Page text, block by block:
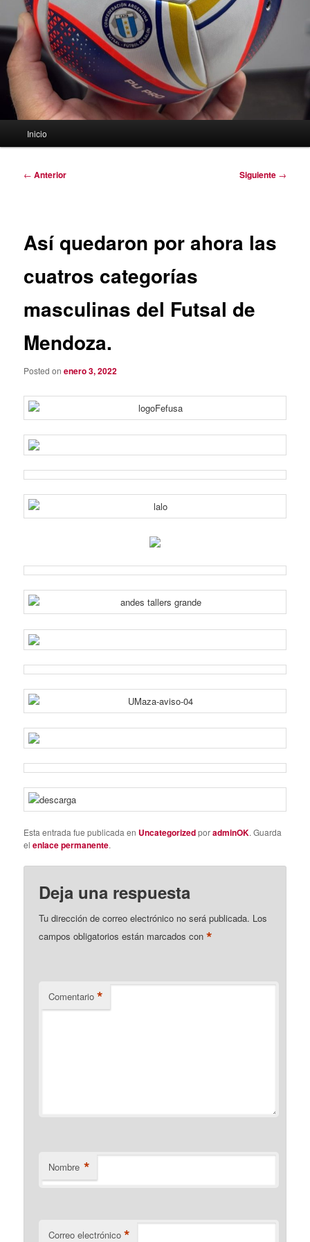
Inicio
Navegación
← Anterior Siguiente →
Así quedaron por ahora las
cuatros categorías
masculinas del Futsal de
Mendoza.
Posted onenero 3, 2022
Esta entrada fue publicada en UncategorizedporadminOK. Guarda
elenlace permanente.
Deja una respuesta
Tu dirección de correo electrónico no será publicada. Los
campos obligatorios están marcados con*
Comentario *
Nombre *
Correo electrónico *